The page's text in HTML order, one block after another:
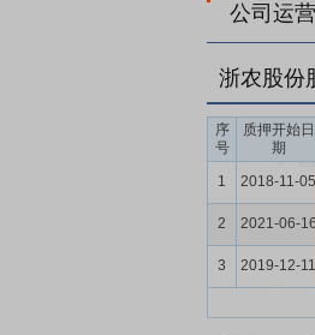
要点8：机制
性。经营骨
为行业龙头
业团队，核
上，结合资
行
流通企业竞
次获得宝马
升。公司在
业内的市场
公司运营
浙农股份
序
号
质押开始日
期
1 2018-11-05
2
2021-06-16
3
2019-12-11